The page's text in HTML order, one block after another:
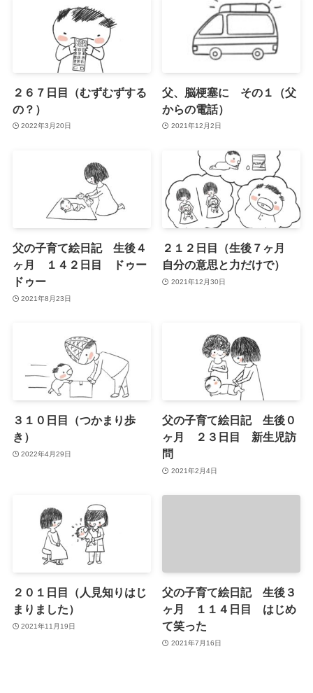
２６７日目（むずむずする
の？）
2022年3月20日
父、脳梗塞に その１（父
からの電話）
2021年12月2日
父の子育て絵日記 生後４
ヶ月 １４２日目 ドゥー
ドゥー
2021年8月23日
２１２日目（生後７ヶ月
自分の意思と力だけで）
2021年12月30日
３１０日目（つかまり歩
き）
2022年4月29日
父の子育て絵日記 生後０
ヶ月 ２３日目 新生児訪
問
2021年2月4日
２０１日目（人見知りはじ
まりました）
2021年11月19日
父の子育て絵日記 生後３
ヶ月 １１４日目 はじめ
て笑った
2021年7月16日